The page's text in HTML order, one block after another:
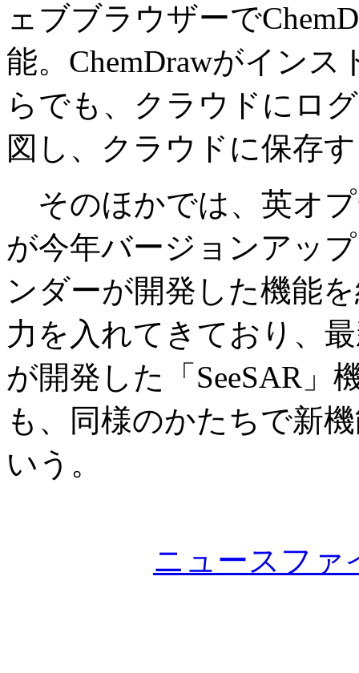
ェブブラウザーで
能。ChemDrawがイン
らでも、クラウドにロ
図し、クラウドに保存
そのほかでは、英オプ
が今年バージョンアッ
ンダーが開発した機能
力を入れてきており、
が開発した「SeeSAR」
も、同様のかたちで新
いう。
ニュースファ